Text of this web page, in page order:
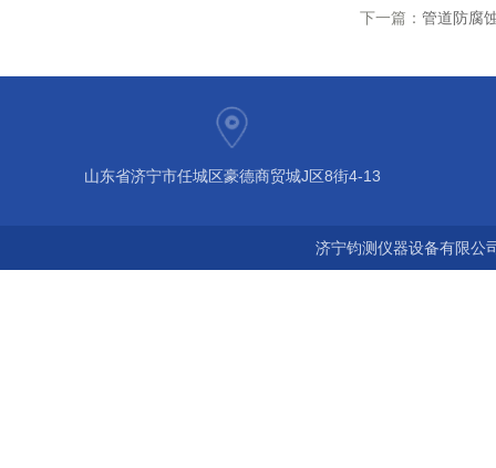
下一篇： 管道防腐
山东省济宁市任城区豪德商贸城J区8街4-13
济宁钧测仪器设备有限